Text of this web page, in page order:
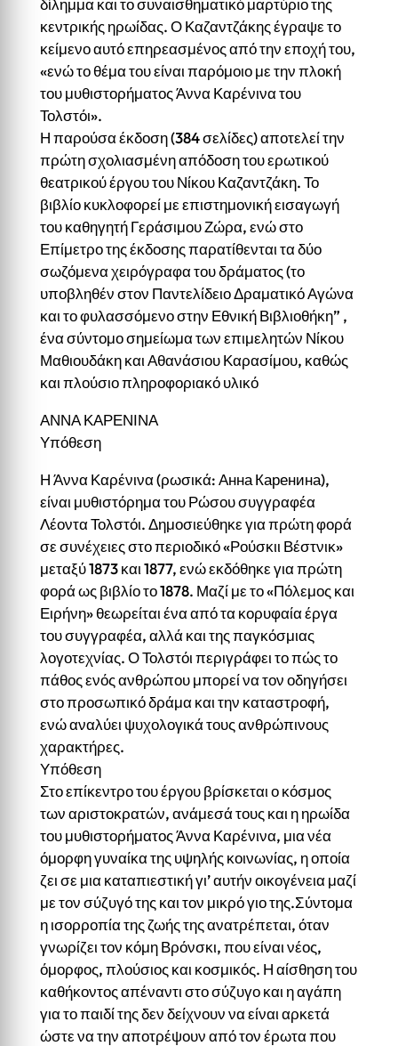
δίλημμα και το συναισθηματικό μαρτύριο της
κεντρικής ηρωίδας. Ο Καζαντζάκης έγραψε το
κείμενο αυτό επηρεασμένος από την εποχή του,
«ενώ το θέμα του είναι παρόμοιο με την πλοκή
του μυθιστορήματος Άννα Καρένινα του
Τολστόι».
Η παρούσα έκδοση (384 σελίδες) αποτελεί την
πρώτη σχολιασμένη απόδοση του ερωτικού
θεατρικού έργου του Νίκου Καζαντζάκη. Το
βιβλίο κυκλοφορεί με επιστημονική εισαγωγή
του καθηγητή Γεράσιμου Ζώρα, ενώ στο
Επίμετρο της έκδοσης παρατίθενται τα δύο
σωζόμενα χειρόγραφα του δράματος (το
υποβληθέν στον Παντελίδειο Δραματικό Αγώνα
και το φυλασσόμενο στην Εθνική Βιβλιοθήκη” ,
ένα σύντομο σημείωμα των επιμελητών Νίκου
Μαθιουδάκη και Αθανάσιου Καρασίμου, καθώς
και πλούσιο πληροφοριακό υλικό
ΑΝΝΑ ΚΑΡΕΝΙΝΑ
Υπόθεση
Η Άννα Καρένινα (ρωσικά: Анна Каренина),
είναι μυθιστόρημα του Ρώσου συγγραφέα
Λέοντα Τολστόι. Δημοσιεύθηκε για πρώτη φορά
σε συνέχειες στο περιοδικό «Ρούσκιι Βέστνικ»
μεταξύ 1873 και 1877, ενώ εκδόθηκε για πρώτη
φορά ως βιβλίο το 1878. Μαζί με το «Πόλεμος και
Ειρήνη» θεωρείται ένα από τα κορυφαία έργα
του συγγραφέα, αλλά και της παγκόσμιας
λογοτεχνίας. Ο Τολστόι περιγράφει το πώς το
πάθος ενός ανθρώπου μπορεί να τον οδηγήσει
στο προσωπικό δράμα και την καταστροφή,
ενώ αναλύει ψυχολογικά τους ανθρώπινους
χαρακτήρες.
Υπόθεση
Στο επίκεντρο του έργου βρίσκεται ο κόσμος
των αριστοκρατών, ανάμεσά τους και η ηρωίδα
του μυθιστορήματος Άννα Καρένινα, μια νέα
όμορφη γυναίκα της υψηλής κοινωνίας, η οποία
ζει σε μια καταπιεστική γι’ αυτήν οικογένεια μαζί
με τον σύζυγό της και τον μικρό γιο της.Σύντομα
η ισορροπία της ζωής της ανατρέπεται, όταν
γνωρίζει τον κόμη Βρόνσκι, που είναι νέος,
όμορφος, πλούσιος και κοσμικός. Η αίσθηση του
καθήκοντος απέναντι στο σύζυγο και η αγάπη
για το παιδί της δεν δείχνουν να είναι αρκετά
ώστε να την αποτρέψουν από τον έρωτα που